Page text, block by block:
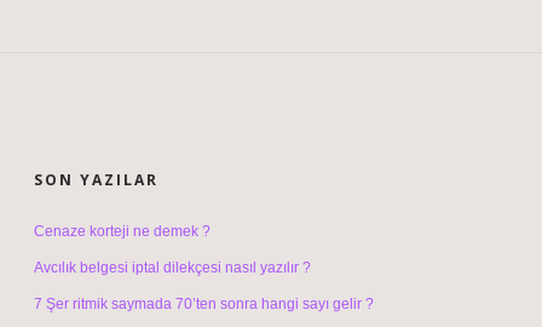
SON YAZILAR
Cenaze korteji ne demek ?
Avcılık belgesi iptal dilekçesi nasıl yazılır ?
7 Şer ritmik saymada 70’ten sonra hangi sayı gelir ?